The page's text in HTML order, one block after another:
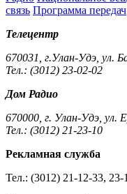
связь Программа передач
Телецентр
670031, г.Улан-Удэ, ул.
Тел.: (3012) 23-02-02
Дом Радио
670000, г. Улан-Удэ, ул.
Тел.: (3012) 21-23-10
Рекламная служба
Тел.: (3012) 21-12-33, 23-